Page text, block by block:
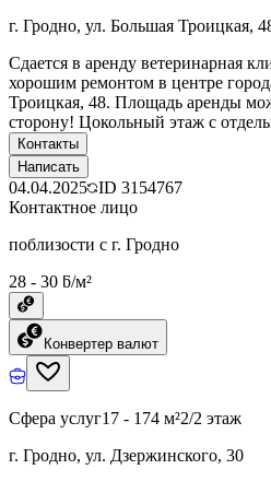
г. Гродно, ул. Большая Троицкая,
Сдается в аренду ветеринарная
хорошим ремонтом в центре
Троицкая, 48. Площадь аренды
сторону! Цокольный этаж с
Контакты
Написать
04.04.2025 ID 3154767
Контактное лицо
поблизости с г. Гродно
28 - 30 ƃ/м²
Конвертер валют
Сфера услуг17 - 174 м²2/2 этаж
г. Гродно, ул. Дзержинского, 30